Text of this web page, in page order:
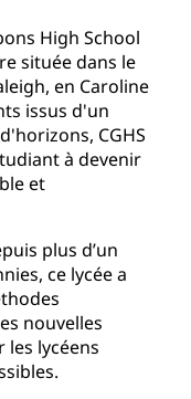
High School
située dans le
en Caroline
issus d'un
CGHS
à devenir
et
plus d’un
ce lycée a
nouvelles
lycéens